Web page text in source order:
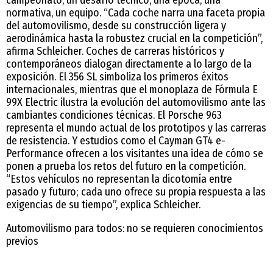
normativa, un equipo. “Cada coche narra una faceta propia
del automovilismo, desde su construcción ligera y
aerodinámica hasta la robustez crucial en la competición”,
afirma Schleicher. Coches de carreras históricos y
contemporáneos dialogan directamente a lo largo de la
exposición. El 356 SL simboliza los primeros éxitos
internacionales, mientras que el monoplaza de Fórmula E
99X Electric ilustra la evolución del automovilismo ante las
cambiantes condiciones técnicas. El Porsche 963
representa el mundo actual de los prototipos y las carreras
de resistencia. Y estudios como el Cayman GT4 e-
Performance ofrecen a los visitantes una idea de cómo se
ponen a prueba los retos del futuro en la competición.
“Estos vehículos no representan la dicotomía entre
pasado y futuro; cada uno ofrece su propia respuesta a las
exigencias de su tiempo”, explica Schleicher.
Automovilismo para todos: no se requieren conocimientos
previos